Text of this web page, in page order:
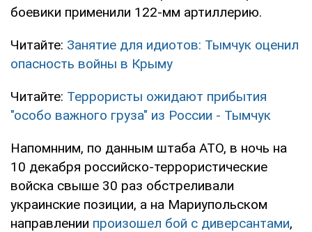
боевики применили 122-мм артиллерию.
Читайте: Занятие для идиотов: Тымчук оценил
опасность войны в Крыму
Читайте: Террористы ожидают прибытия
"особо важного груза" из России - Тымчук
Напомнним, по данным штаба АТО, в ночь на
10 декабря российско-террористические
войска свыше 30 раз обстреливали
украинские позиции, а на Мариупольском
направлении произошел бой с диверсантами,